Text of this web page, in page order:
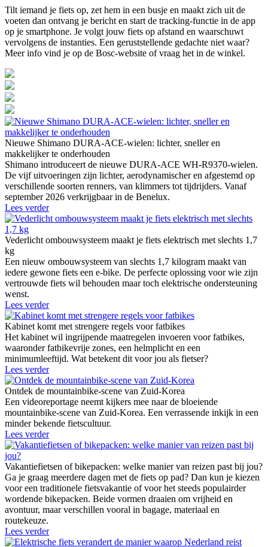
Tilt iemand je fiets op, zet hem in een busje en maakt zich uit de
voeten dan ontvang je bericht en start de tracking-functie in de app
op je smartphone. Je volgt jouw fiets op afstand en waarschuwt
vervolgens de instanties. Een geruststellende gedachte niet waar?
Meer info vind je op de Bosc-website of vraag het in de winkel.
Nieuwe Shimano DURA-ACE-wielen: lichter, sneller en
makkelijker te onderhouden
Shimano introduceert de nieuwe DURA-ACE WH-R9370-wielen.
De vijf uitvoeringen zijn lichter, aerodynamischer en afgestemd op
verschillende soorten renners, van klimmers tot tijdrijders. Vanaf
september 2026 verkrijgbaar in de Benelux.
Lees verder
Vederlicht ombouwsysteem maakt je fiets elektrisch met slechts 1,7
kg
Een nieuw ombouwsysteem van slechts 1,7 kilogram maakt van
iedere gewone fiets een e-bike. De perfecte oplossing voor wie zijn
vertrouwde fiets wil behouden maar toch elektrische ondersteuning
wenst.
Lees verder
Kabinet komt met strengere regels voor fatbikes
Het kabinet wil ingrijpende maatregelen invoeren voor fatbikes,
waaronder fatbikevrije zones, een helmplicht en een
minimumleeftijd. Wat betekent dit voor jou als fietser?
Lees verder
Ontdek de mountainbike-scene van Zuid-Korea
Een videoreportage neemt kijkers mee naar de bloeiende
mountainbike-scene van Zuid-Korea. Een verrassende inkijk in een
minder bekende fietscultuur.
Lees verder
Vakantiefietsen of bikepacken: welke manier van reizen past bij jou?
Ga je graag meerdere dagen met de fiets op pad? Dan kun je kiezen
voor een traditionele fietsvakantie of voor het steeds populairder
wordende bikepacken. Beide vormen draaien om vrijheid en
avontuur, maar verschillen vooral in bagage, materiaal en
routekeuze.
Lees verder